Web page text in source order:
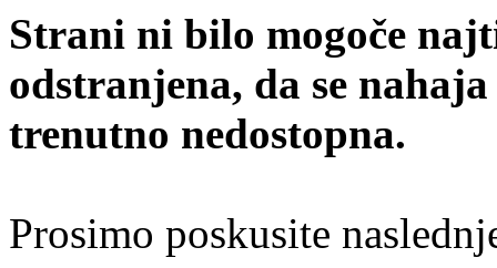
Strani ni bilo mogoče
odstranjena, da se
trenutno nedostopna.
Prosimo poskusite